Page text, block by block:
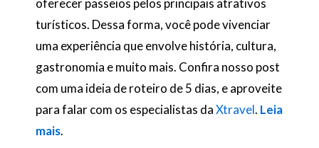
oferecer passeios pelos principais atrativos
turísticos. Dessa forma, você pode vivenciar
uma experiência que envolve história, cultura,
gastronomia e muito mais. Confira nosso post
com uma ideia de roteiro de 5 dias, e aproveite
para falar com os especialistas daXtravel. Leia
mais.